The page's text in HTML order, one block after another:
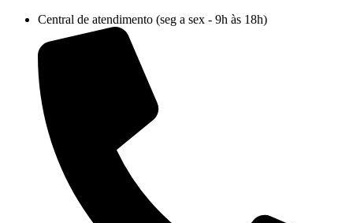
conteúdo
Central de atendimento (seg a sex - 9h às 18h)